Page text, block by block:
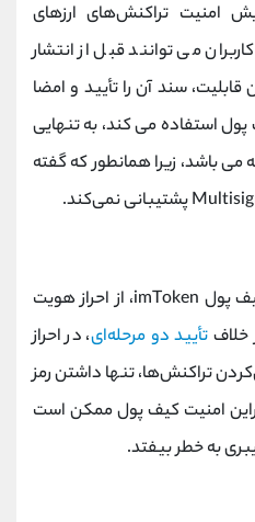
امنیت تراکنش‌های ارزهای
می توانند قبل از انتشار
قابلیت، سند آن را تأیید و امضا
استفاده می کند، به ‌تنهایی
باشد، زیرا همانطور که گفته
بر خلاف برخی کیف پول‌ ها، کیف پول imToken، از احراز هویت
خلاف تأیید دو مرحله‌ای، در احراز
تراکنش‌ها، تنها داشتن رمز
امنیت کیف پول ممکن است
به خطر بیفتد.